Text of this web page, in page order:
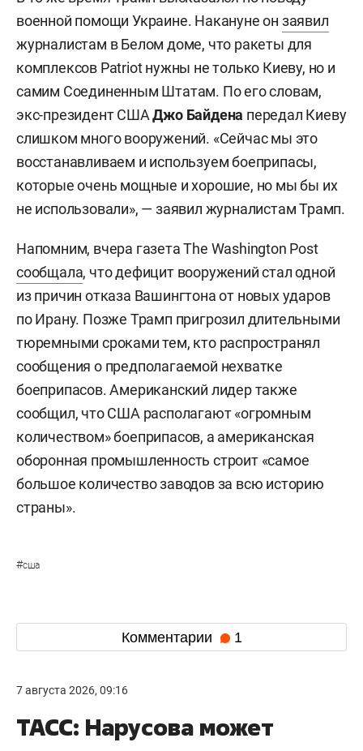
военной помощи Украине. Накануне он заявил
журналистам в Белом доме, что ракеты для
комплексов Patriot нужны не только Киеву, но и
самим Соединенным Штатам. По его словам,
экс-президент СШАДжо Байдена передал Киеву
слишком много вооружений. «Сейчас мы это
восстанавливаем и используем боеприпасы,
которые очень мощные и хорошие, но мы бы их
не использовали», — заявил журналистам Трамп.
Напомним, вчера газета The Washington Post
сообщала, что дефицит вооружений стал одной
из причин отказа Вашингтона от новых ударов
по Ирану. Позже Трамп пригрозил длительными
тюремными сроками тем, кто распространял
сообщения о предполагаемой нехватке
боеприпасов. Американский лидер также
сообщил, что США располагают «огромным
количеством» боеприпасов, а американская
оборонная промышленность строит «самое
большое количество заводов за всю историю
страны».
#сша
Комментарии 1
7 августа 2026, 09:16
ТАСС: Нарусова может